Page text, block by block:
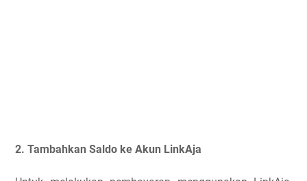
2. Tambahkan Saldo ke Akun LinkAja